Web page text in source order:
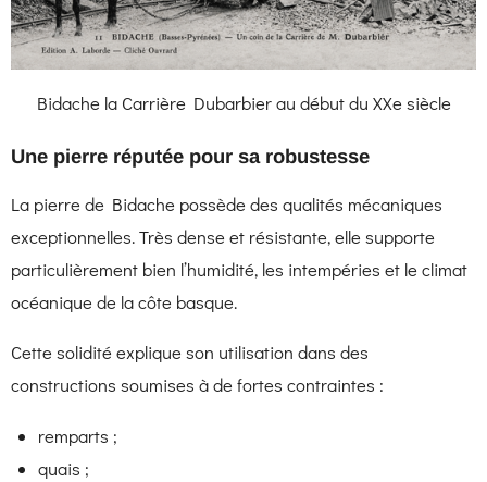
Bidache la Carrière Dubarbier au début du XXe siècle
Une pierre réputée pour sa robustesse
La pierre de Bidache possède des qualités mécaniques
exceptionnelles. Très dense et résistante, elle supporte
particulièrement bien l’humidité, les intempéries et le climat
océanique de la côte basque.
Cette solidité explique son utilisation dans des
constructions soumises à de fortes contraintes :
remparts ;
quais ;